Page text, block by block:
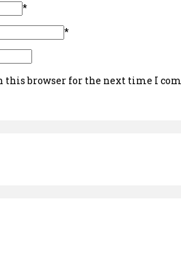
*
*
this browser for the next time I